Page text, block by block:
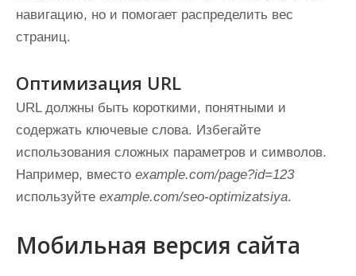
навигацию, но и помогает распределить вес
страниц.
Оптимизация URL
URL должны быть короткими, понятными и
содержать ключевые слова. Избегайте
использования сложных параметров и символов.
Например, вместо example.com/page?id=123
используйте example.com/seo-optimizatsiya.
Мобильная версия сайта